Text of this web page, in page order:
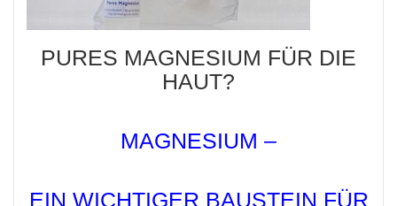
PURES MAGNESIUM FÜR DIE
HAUT?
MAGNESIUM –
EIN WICHTIGER BAUSTEIN FÜR